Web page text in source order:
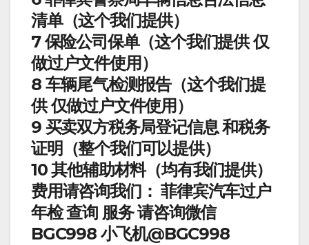
清单（这个我们提供）
7 保险公司保单（这个我们提供 仅
做过户文件使用）
8 车辆尾气检测报告（这个我们提
供 仅做过户文件使用）
9 买卖双方税务局登记信息 和税务
证明（整个我们可以提供）
10 其他辅助材料（均有我们提供）
费用请咨询我们： 菲律宾汽车过户
年检 查询 服务 请咨询微信
BGC998 小飞机@BGC998